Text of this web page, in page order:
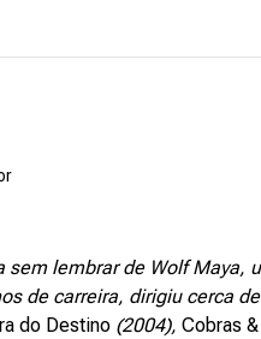
lembrar de Wolf Maya,
de carreira, dirigiu cerca
do Destino (2004), Cobras